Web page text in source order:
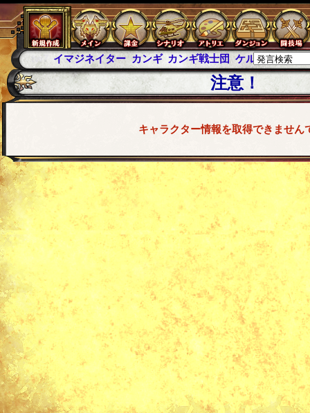
イマジネイター カンギ カンギ戦士団 ケルブレ ケルベロ
注意！
キャラクター情報を取得できません